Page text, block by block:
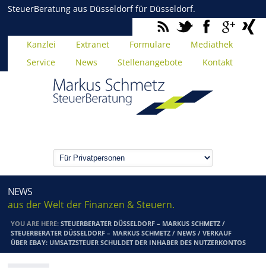
SteuerBeratung aus Düsseldorf für Düsseldorf.
Kanzlei Extranet Formulare
Mediathek
Service
News Stellenangebote Kontakt
NEWS
aus der Welt der Finanzen & Steuern.
YOU ARE HERE:STEUERBERATER DÜSSELDORF – MARKUS SCHMETZ /
STEUERBERATER DÜSSELDORF – MARKUS SCHMETZ / NEWS /VERKAUF
ÜBER EBAY: UMSATZSTEUER SCHULDET DER INHABER DES NUTZERKONTOS